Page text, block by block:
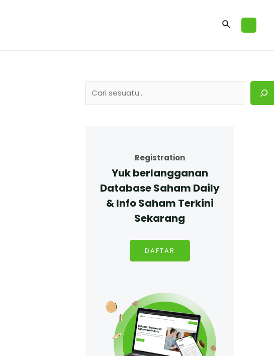
Registration
Yuk berlangganan
Database Saham Daily
& Info Saham Terkini
Sekarang
DAFTAR